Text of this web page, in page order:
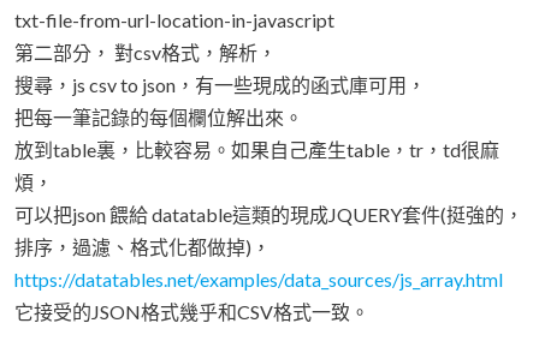
txt-file-from-url-location-in-javascript
第二部分， 對csv格式，解析，
搜尋，js csv to json，有一些現成的函式庫可用，
把每一筆記錄的每個欄位解出來。
放到table裏，比較容易。如果自己產生table，tr，td很麻
煩，
可以把json 餵給 datatable這類的現成JQUERY套件(挺強的，
排序，過濾、格式化都做掉)，
https://datatables.net/examples/data_sources/js_array.html
它接受的JSON格式幾乎和CSV格式一致。